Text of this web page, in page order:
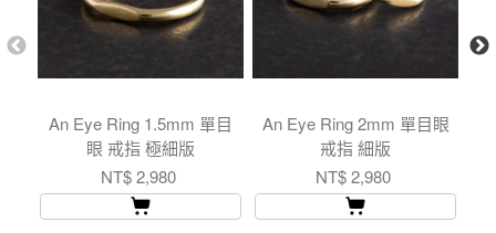
An Eye Ring 1.5mm 單目
眼 戒指 極細版
NT$ 2,980
An Eye Ring 2mm 單目眼
戒指 細版
NT$ 2,980